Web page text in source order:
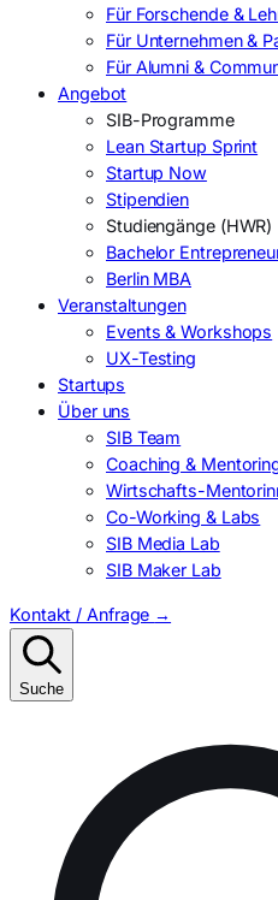
Für Forschende &
Für Unternehmen &
Für Alumni &
Angebot
SIB-Programme
Lean Startup Sprint
Startup Now
Stipendien
Studiengänge (HWR)
Bachelor
Berlin MBA
Veranstaltungen
Events & Workshops
UX-Testing
Startups
Über uns
SIB Team
Coaching &
Wirtschafts-
Co-Working & Labs
SIB Media Lab
SIB Maker Lab
Kontakt / Anfrage →
Suche